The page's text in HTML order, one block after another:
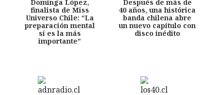
Dominga López,
finalista de Miss
Universo Chile: “La
preparación mental
sí es la más
importante”
Después de más de
40 años, una histórica
banda chilena abre
un nuevo capítulo con
disco inédito